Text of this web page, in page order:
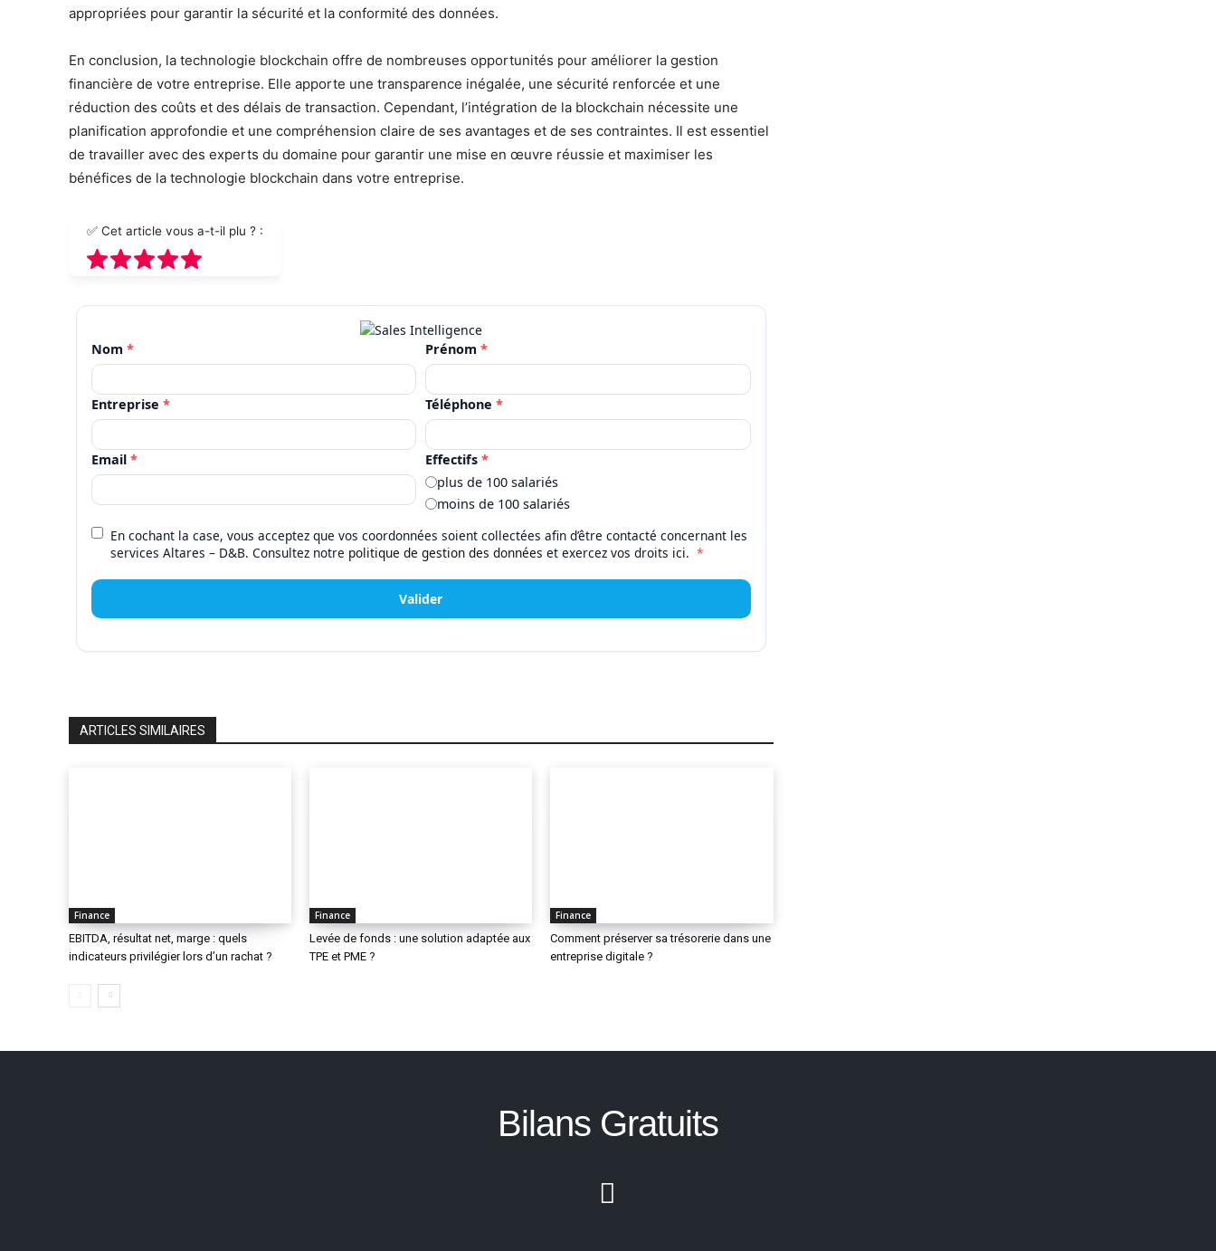
appropriées pour garantir la sécurité et la conformité des données.
En conclusion, la technologie blockchain offre de nombreuses opportunités pour améliorer la gestion
financière de votre entreprise. Elle apporte une transparence inégalée, une sécurité renforcée et une
réduction des coûts et des délais de transaction. Cependant, l’intégration de la blockchain nécessite une
planification approfondie et une compréhension claire de ses avantages et de ses contraintes. Il est essentiel
de travailler avec des experts du domaine pour garantir une mise en œuvre réussie et maximiser les
bénéfices de la technologie blockchain dans votre entreprise.
✅ Cet article vous a-t-il plu ? :
Nom * Prénom *
Entreprise * Téléphone *
Email * Effectifs *
plus de 100 salariés
moins de 100 salariés
En cochant la case, vous acceptez que vos coordonnées soient collectées afin d’être contacté concernant les
services Altares – D&B. Consultez notre politique de gestion des données et exercez vos droits ici. *
Valider
ARTICLES SIMILAIRES
Finance
EBITDA, résultat net, marge : quels
indicateurs privilégier lors d’un rachat ?
Finance
Levée de fonds : une solution adaptée aux
TPE et PME ?
Finance
Comment préserver sa trésorerie dans une
entreprise digitale ?
Bilans Gratuits